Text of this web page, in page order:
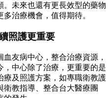
未來也還有更長效型的藥物
治療機會，值得期待。
照護更重要
友病中心，整合治療資源，
中心除了治療，更重要的是
療及照護方案，如專職衛教護
教指導、整合台大醫療團